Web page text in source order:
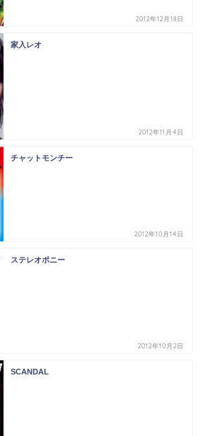
2012年12月18日
家入レオ
2012年11月4日
チャットモンチー
2012年10月14日
ステレオポニー
2012年10月2日
SCANDAL